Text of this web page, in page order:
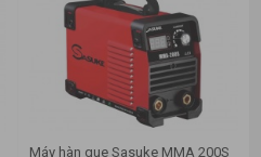
Máy hàn que Sasuke MMA 200S